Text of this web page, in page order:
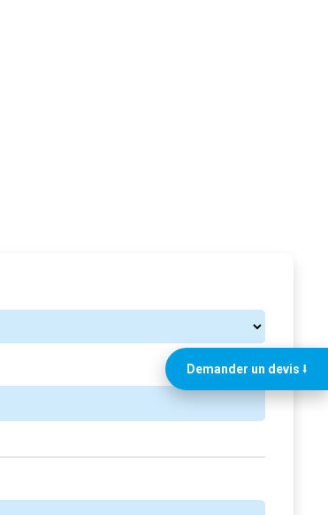
Demander un devis ⭣